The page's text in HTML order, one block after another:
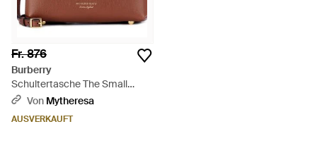
Fr. 876
Burberry
Schultertasche The Small
Banner aus Leder - Braun
Von Mytheresa
AUSVERKAUFT